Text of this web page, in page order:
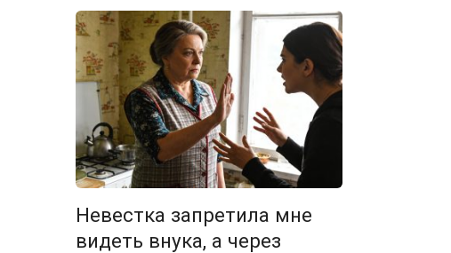
Невестка запретила мне
видеть внука, а через